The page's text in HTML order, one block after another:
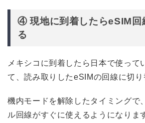
④ 現地に到着したらeSIM回
る
メキシコに到着したら日本で使って
て、読み取りしたeSIMの回線に切り
機内モードを解除したタイミングで
ル回線がすぐに使えるようになりま